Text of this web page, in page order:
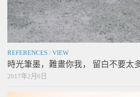
REFERENCES / VIEW
時光筆墨，難畫你我， 留白不要太多
2017年2月6日